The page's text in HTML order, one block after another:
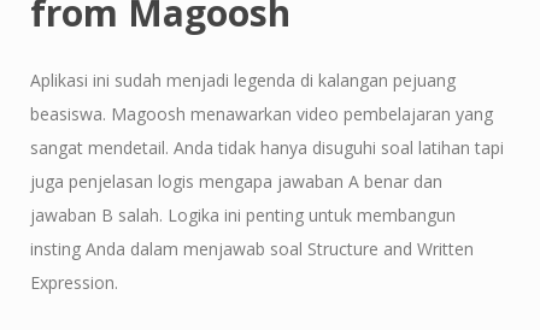
from Magoosh
Aplikasi ini sudah menjadi legenda di kalangan pejuang
beasiswa. Magoosh menawarkan video pembelajaran yang
sangat mendetail. Anda tidak hanya disuguhi soal latihan tapi
juga penjelasan logis mengapa jawaban A benar dan
jawaban B salah. Logika ini penting untuk membangun
insting Anda dalam menjawab soal Structure and Written
Expression.